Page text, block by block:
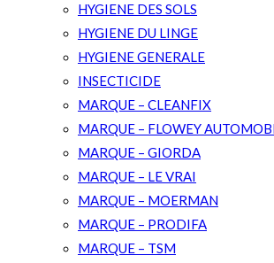
HYGIENE DES SOLS
HYGIENE DU LINGE
HYGIENE GENERALE
INSECTICIDE
MARQUE – CLEANFIX
MARQUE – FLOWEY
MARQUE – GIORDA
MARQUE – LE VRAI
MARQUE – MOERMAN
MARQUE – PRODIFA
MARQUE – TSM